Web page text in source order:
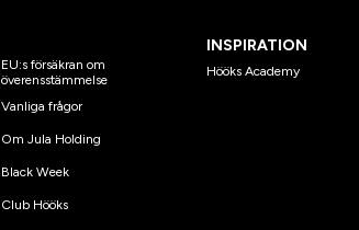
EU:s försäkran om
överensstämmelse
Vanliga frågor
Om Jula Holding
Black Week
Club Hööks
INSPIRATION
Hööks Academy